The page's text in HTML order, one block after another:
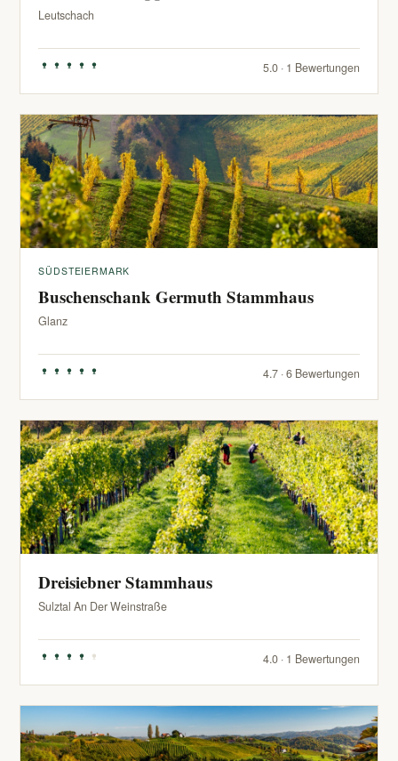
Leutschach
5.0 · 1 Bewertungen
SÜDSTEIERMARK
Buschenschank Germuth Stammhaus
Glanz
4.7 · 6 Bewertungen
Dreisiebner Stammhaus
Sulztal An Der Weinstraße
4.0 · 1 Bewertungen